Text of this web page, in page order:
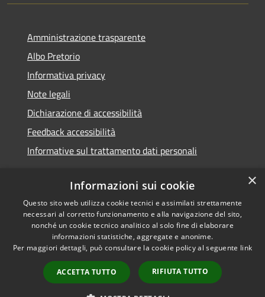
Amministrazione trasparente
Albo Pretorio
Informativa privacy
Note legali
Dichiarazione di accessibilità
Feedback accessibilità
Informative sul trattamento dati personali
RSS
Accessibilità
Cookie
Mappa del sito
Informativa trattamento
Copyright © 2026 • Comune di
Pioltello • Powered by
Municipium•Accesso
redazione
×
Informazioni sui cookie
Questo sito web utilizza cookie tecnici e assimilati strettamente
necessari al corretto funzionamento e alla navigazione del sito,
nonché un cookie tecnico analitico al solo fine di elaborare
informazioni statistiche, aggregate e anonime.
Per maggiori dettagli, può consultare la cookie policy al seguente link
ACCETTA TUTTO RIFIUTA TUTTO